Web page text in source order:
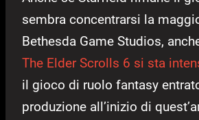
sembra concentrarsi la
Bethesda Game Studios,
The Elder Scrolls 6 si sta
il gioco di ruolo fantasy
produzione all’inizio di